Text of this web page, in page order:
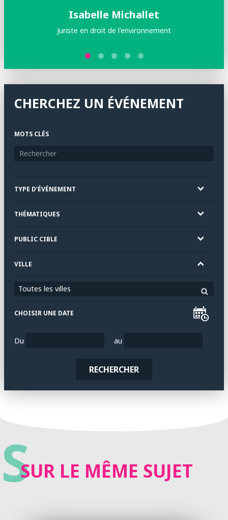
Isabelle Michallet
Juriste en droit de l'environnement
CHERCHEZ UN ÉVÉNEMENT
MOTS CLÉS
TYPE D'ÉVÉNEMENT
THÉMATIQUES
PUBLIC CIBLE
VILLE
Toutes les villes
CHOISIR UNE DATE
Du au
RECHERCHER
SSUR LE MÊME SUJET